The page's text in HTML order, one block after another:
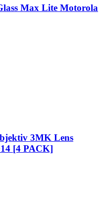
Max Lite Motorola
3MK Lens
[4 PACK]